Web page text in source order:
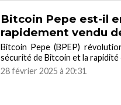
Bitcoin Pepe est-il
rapidement vendu
Bitcoin Pepe (BPEP)
sécurité de Bitcoin et la rapidité
28 février 2025 à 20:31